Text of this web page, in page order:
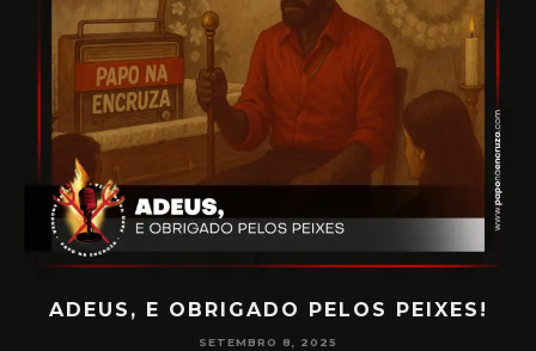
ADEUS, E OBRIGADO PELOS PEIXES!
SETEMBRO 8, 2025